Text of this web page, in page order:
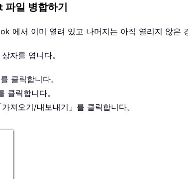
파일 병합하기
서 이미 열려 있고 나머지는 아직 열리지 않은
자를 엽니다。
클릭합니다。
릭합니다。
져오기/내보내기」를 클릭합니다。